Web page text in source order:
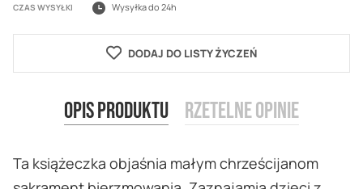
CZAS WYSYŁKI Wysyłka do 24h
DODAJ DO LISTY ŻYCZEŃ
Opis produktu
Ta książeczka objaśnia małym chrześcijanom
Rzetelne opinie